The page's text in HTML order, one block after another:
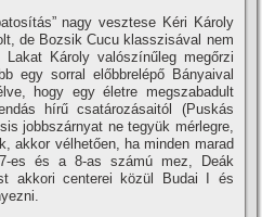
nagy vesztese Kéri Károly
de Bozsik Cucu klasszisával nem
Lakat Károly valószí­nűleg megőrzi
egy sorral előbbrelépő Bányaival
hogy egy életre megszabadult
hí­rű csatározásaitól (Puskás
jobb­szárnyat ne tegyük mérlegre,
akkor vél­hetően, ha minden marad
es és a 8-as szá­mú mez, Deák
akkori centerei közül Bu­dai I és